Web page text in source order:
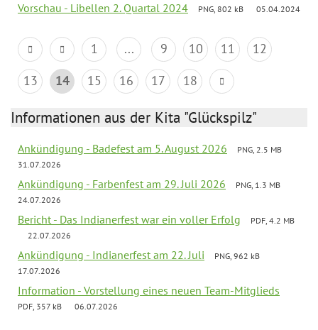
Vorschau - Libellen 2. Quartal 2024 PNG, 802 kB 05.04.2024
1 ... 9 10 11
12
13
14 15 16 17 18
Informationen aus der Kita "Glückspilz"
Ankündigung - Badefest am 5. August 2026
PNG, 2.5 MB
31.07.2026
Ankündigung - Farbenfest am 29. Juli 2026
PNG, 1.3 MB
24.07.2026
Bericht - Das Indianerfest war ein voller Erfolg
PDF, 4.2 MB
22.07.2026
Ankündigung - Indianerfest am 22. Juli
PNG, 962 kB
17.07.2026
Information - Vorstellung eines neuen Team-Mitglieds
PDF, 357 kB 06.07.2026